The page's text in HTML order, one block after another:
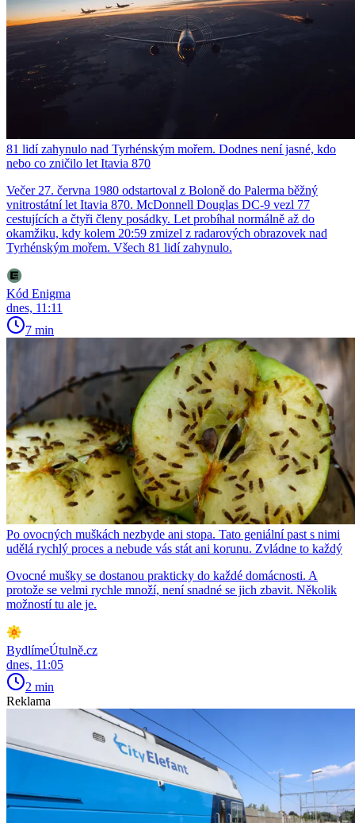
81 lidí zahynulo nad Tyrhénským mořem. Dodnes není jasné, kdo
nebo co zničilo let Itavia 870
Večer 27. června 1980 odstartoval z Boloně do Palerma běžný
vnitrostátní let Itavia 870. McDonnell Douglas DC-9 vezl 77
cestujících a čtyři členy posádky. Let probíhal normálně až do
okamžiku, kdy kolem 20:59 zmizel z radarových obrazovek nad
Tyrhénským mořem. Všech 81 lidí zahynulo.
Kód Enigma
dnes, 11:11
7 min
Po ovocných muškách nezbyde ani stopa. Tato geniální past s nimi
udělá rychlý proces a nebude vás stát ani korunu. Zvládne to každý
Ovocné mušky se dostanou prakticky do každé domácnosti. A
protože se velmi rychle množí, není snadné se jich zbavit. Několik
možností tu ale je.
BydlímeÚtulně.cz
dnes, 11:05
2 min
Reklama